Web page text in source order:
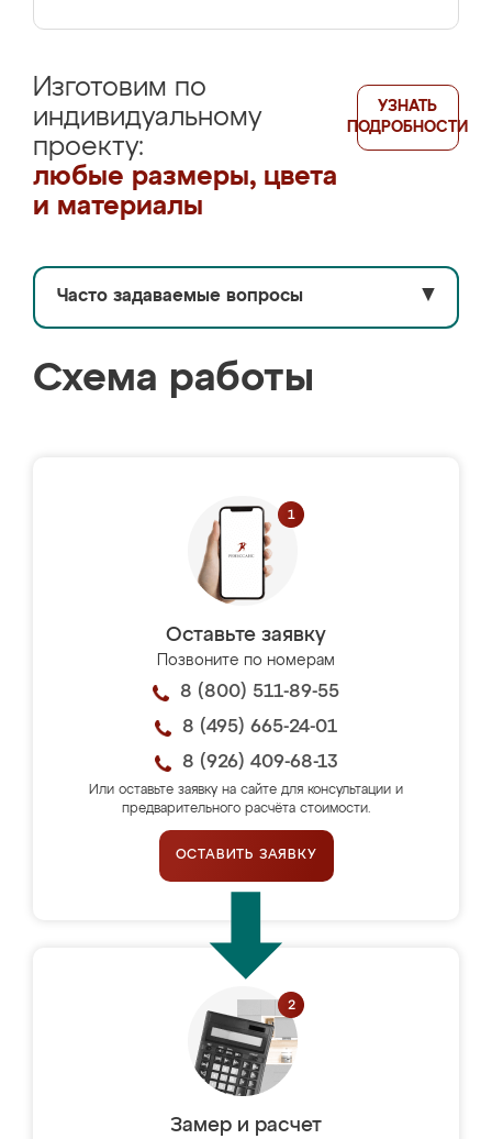
Изготовим по
индивидуальному
проекту:
любые размеры, цвета
и материалы
УЗНАТЬ
ПОДРОБНОСТИ
Часто задаваемые вопросы ▼
Схема работы
Оставьте заявку
Позвоните по номерам
8 (800) 511-89-55
8 (495) 665-24-01
8 (926) 409-68-13
Или оставьте заявку на сайте для консультации и
предварительного расчёта стоимости.
ОСТАВИТЬ ЗАЯВКУ
Замер и расчет